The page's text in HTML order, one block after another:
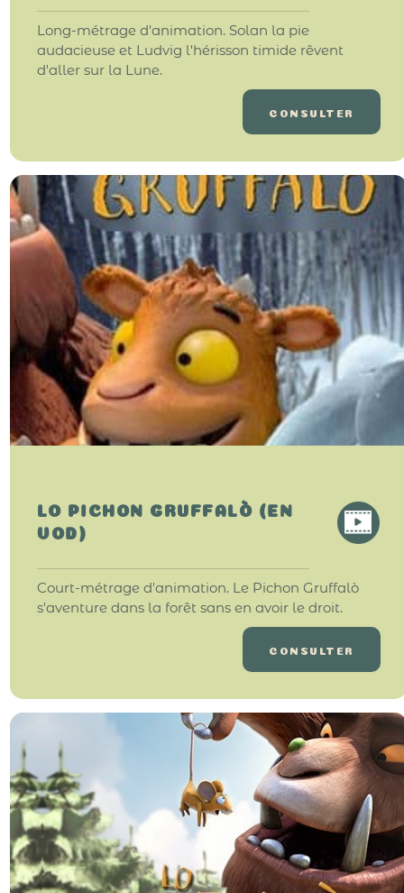
Long-métrage d'animation. Solan la pie
audacieuse et Ludvig l'hérisson timide rêvent
d'aller sur la Lune.
CONSULTER
LO PICHON GRUFFALÒ (EN
VOD)
Court-métrage d'animation. Le Pichon Gruffalò
s'aventure dans la forêt sans en avoir le droit.
CONSULTER